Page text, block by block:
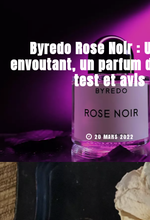
Byredo Rose Noir :
envoutant, un parfum
test et avis
20 MARS 2022